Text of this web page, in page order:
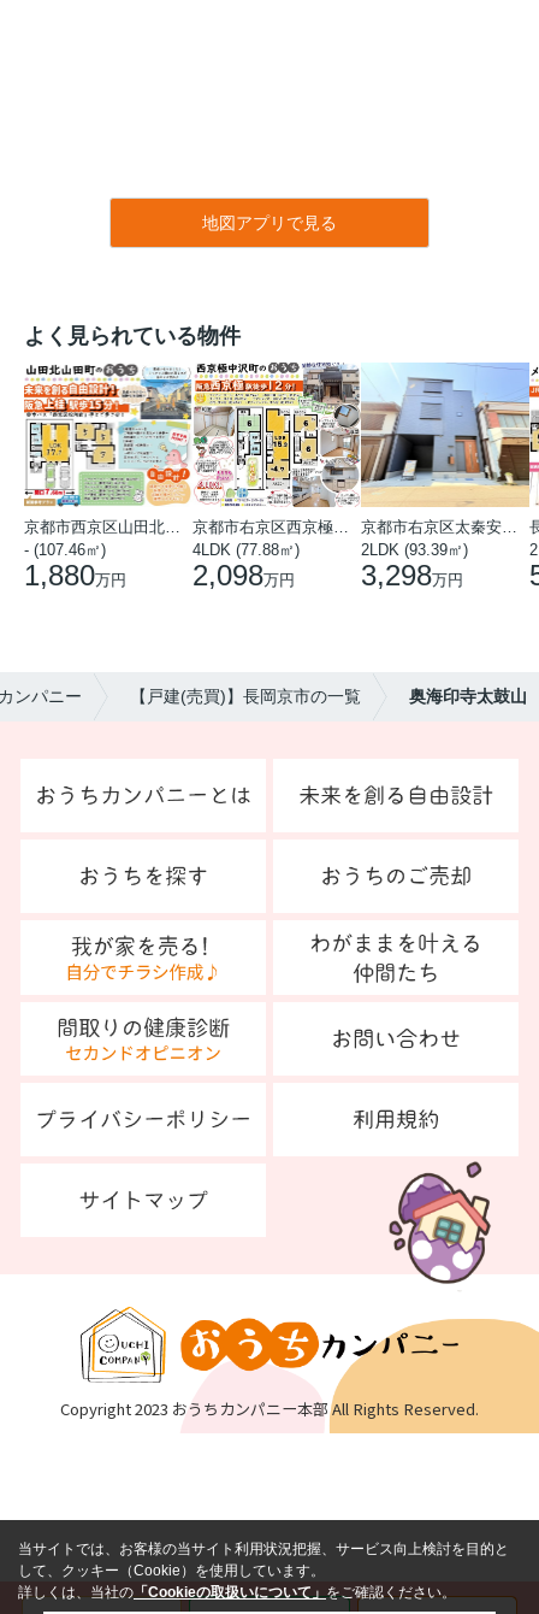
地図アプリで見る
よく見られている物件
京都市西京区山田北山田町
- (107.46㎡)
1,880万円
京都市右京区西京極中沢町
4LDK (77.88㎡)
2,098万円
京都市右京区太秦安井藤ノ木町
2LDK (93.39㎡)
3,298万円
ンパニー 【戸建(売買)】長岡京市の一覧 奥海印寺太鼓山
Copyright 2023 おうちカンパニー本部 All Rights Reserved.
当サイトでは、お客様の当サイト利用状況把握、サービス向上検討を目的と
して、クッキー（Cookie）を使用しています。
詳しくは、当社の 「Cookieの取扱いについて」をご確認ください。